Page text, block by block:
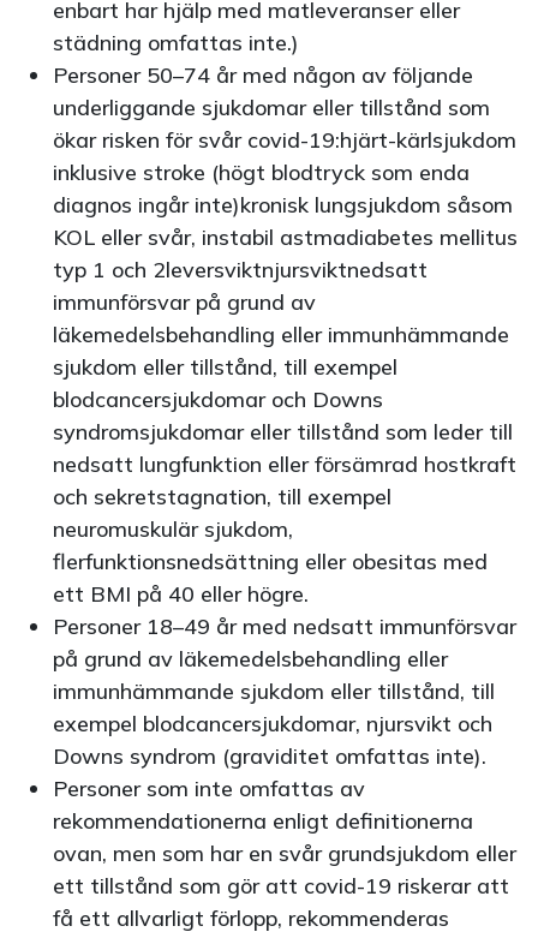
enbart har hjälp med matleveranser eller
städning omfattas inte.)
Personer 50–74 år med någon av följande
underliggande sjukdomar eller tillstånd som
ökar risken för svår covid-19:hjärt-kärlsjukdom
inklusive stroke (högt blodtryck som enda
diagnos ingår inte)kronisk lungsjukdom såsom
KOL eller svår, instabil astmadiabetes mellitus
typ 1 och 2leversviktnjursviktnedsatt
immunförsvar på grund av
läkemedelsbehandling eller immunhämmande
sjukdom eller tillstånd, till exempel
blodcancersjukdomar och Downs
syndromsjukdomar eller tillstånd som leder till
nedsatt lungfunktion eller försämrad hostkraft
och sekretstagnation, till exempel
neuromuskulär sjukdom,
flerfunktionsnedsättning eller obesitas med
ett BMI på 40 eller högre.
Personer 18–49 år med nedsatt immunförsvar
på grund av läkemedelsbehandling eller
immunhämmande sjukdom eller tillstånd, till
exempel blodcancersjukdomar, njursvikt och
Downs syndrom (graviditet omfattas inte).
Personer som inte omfattas av
rekommendationerna enligt definitionerna
ovan, men som har en svår grundsjukdom eller
ett tillstånd som gör att covid-19 riskerar att
få ett allvarligt förlopp, rekommenderas